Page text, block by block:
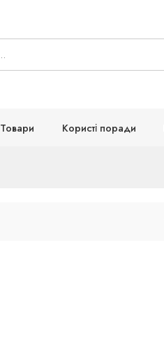
Товари Користі поради